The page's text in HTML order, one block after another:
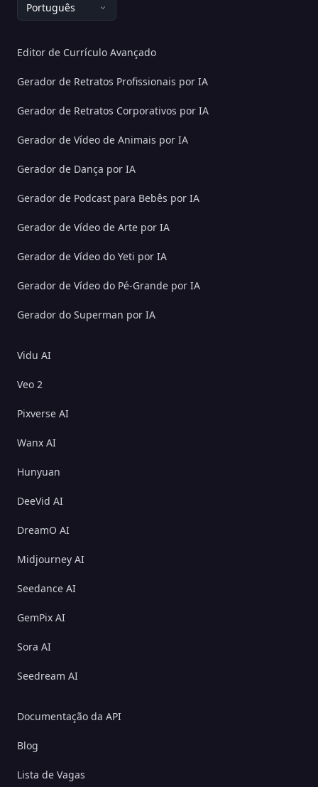
Português
Editor de Currículo Avançado
Gerador de Retratos Profissionais por IA
Gerador de Retratos Corporativos por IA
Gerador de Vídeo de Animais por IA
Gerador de Dança por IA
Gerador de Podcast para Bebês por IA
Gerador de Vídeo de Arte por IA
Gerador de Vídeo do Yeti por IA
Gerador de Vídeo do Pé-Grande por IA
Gerador do Superman por IA
Vidu AI
Veo 2
Pixverse AI
Wanx AI
Hunyuan
DeeVid AI
DreamO AI
Midjourney AI
Seedance AI
GemPix AI
Sora AI
Seedream AI
Documentação da API
Blog
Lista de Vagas